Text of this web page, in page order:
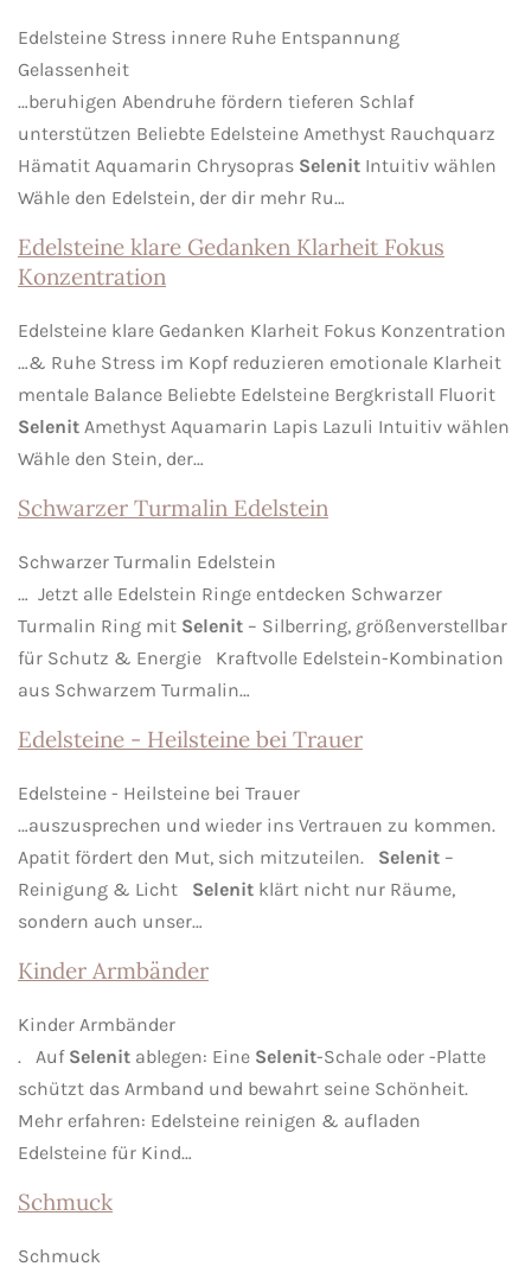
Edelsteine Stress innere Ruhe Entspannung
Gelassenheit
…beruhigen Abendruhe fördern tieferen Schlaf
unterstützen Beliebte Edelsteine Amethyst Rauchquarz
Hämatit Aquamarin Chrysopras Selenit Intuitiv wählen
Wähle den Edelstein, der dir mehr Ru…
Edelsteine klare Gedanken Klarheit Fokus
Konzentration
Edelsteine klare Gedanken Klarheit Fokus Konzentration
…& Ruhe Stress im Kopf reduzieren emotionale Klarheit
mentale Balance Beliebte Edelsteine Bergkristall Fluorit
Selenit Amethyst Aquamarin Lapis Lazuli Intuitiv wählen
Wähle den Stein, der…
Schwarzer Turmalin Edelstein
Schwarzer Turmalin Edelstein
… Jetzt alle Edelstein Ringe entdecken Schwarzer
Turmalin Ring mit Selenit – Silberring, größenverstellbar
für Schutz & Energie Kraftvolle Edelstein-Kombination
aus Schwarzem Turmalin…
Edelsteine - Heilsteine bei Trauer
Edelsteine - Heilsteine bei Trauer
…auszusprechen und wieder ins Vertrauen zu kommen.
Apatit fördert den Mut, sich mitzuteilen. Selenit –
Reinigung & Licht Selenit klärt nicht nur Räume,
sondern auch unser…
Kinder Armbänder
Kinder Armbänder
. Auf Selenit ablegen: Eine Selenit-Schale oder -Platte
schützt das Armband und bewahrt seine Schönheit.
Mehr erfahren: Edelsteine reinigen & aufladen
Edelsteine für Kind…
Schmuck
Schmuck